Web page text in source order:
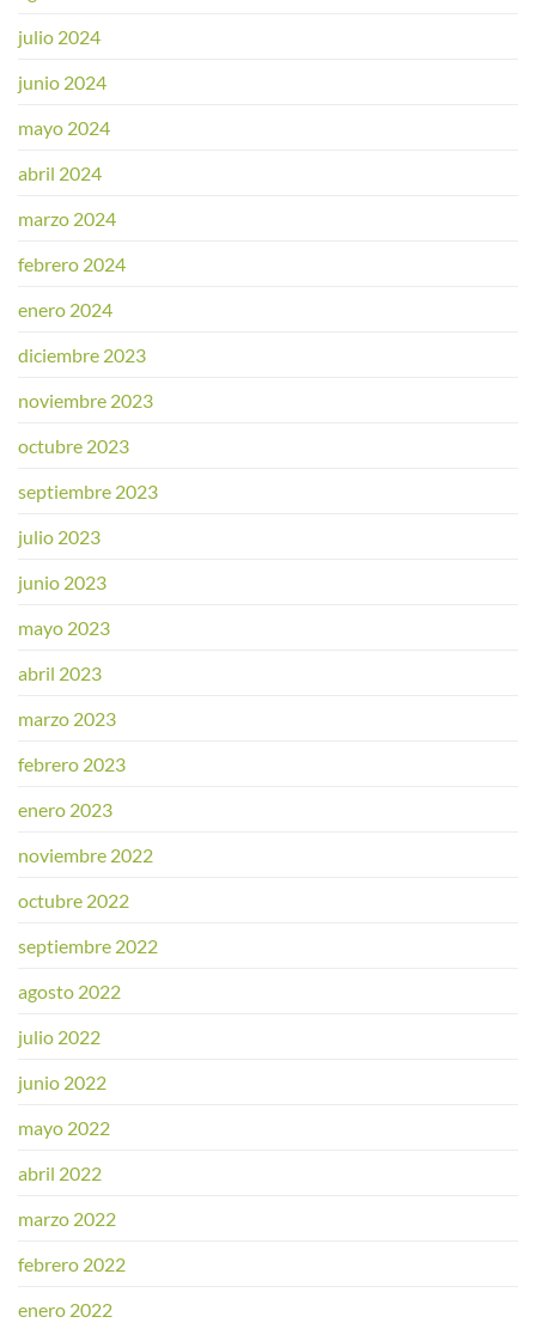
julio 2024
junio 2024
mayo 2024
abril 2024
marzo 2024
febrero 2024
enero 2024
diciembre 2023
noviembre 2023
octubre 2023
septiembre 2023
julio 2023
junio 2023
mayo 2023
abril 2023
marzo 2023
febrero 2023
enero 2023
noviembre 2022
octubre 2022
septiembre 2022
agosto 2022
julio 2022
junio 2022
mayo 2022
abril 2022
marzo 2022
febrero 2022
enero 2022